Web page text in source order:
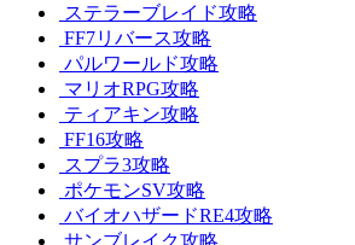
ステラーブレイド攻略
FF7リバース攻略
パルワールド攻略
マリオRPG攻略
ティアキン攻略
FF16攻略
スプラ3攻略
ポケモンSV攻略
バイオハザードRE4攻略